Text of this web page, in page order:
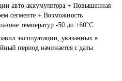
авто аккумулятора + Повышенная
сегменте + Возможность
температур -50 до +60°C
эксплуатации, указанных в
период начинается с даты